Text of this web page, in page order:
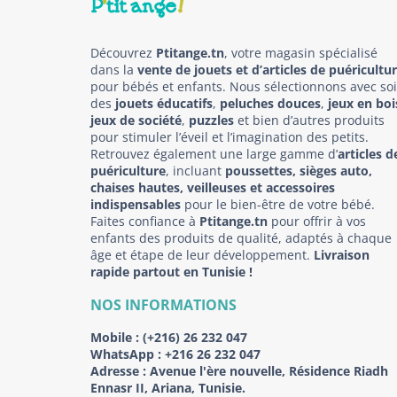
Découvrez Ptitange.tn, votre magasin spécialisé
dans la vente de jouets et d’articles de
pour bébés et enfants. Nous sélectionnons avec
des jouets éducatifs, peluches douces, jeux en
jeux de société, puzzles et bien d’autres produits
pour stimuler l’éveil et l’imagination des petits.
Retrouvez également une large gamme d’articles
puériculture, incluant poussettes, sièges auto,
chaises hautes, veilleuses et accessoires
indispensables pour le bien-être de votre bébé.
Faites confiance à Ptitange.tn pour offrir à vos
enfants des produits de qualité, adaptés à chaque
âge et étape de leur développement. Livraison
rapide partout en Tunisie !
NOS INFORMATIONS
Mobile : (+216) 26 232 047
WhatsApp : +216 26 232 047
Adresse : Avenue l'ère nouvelle, Résidence Riadh
Ennasr II, Ariana, Tunisie.